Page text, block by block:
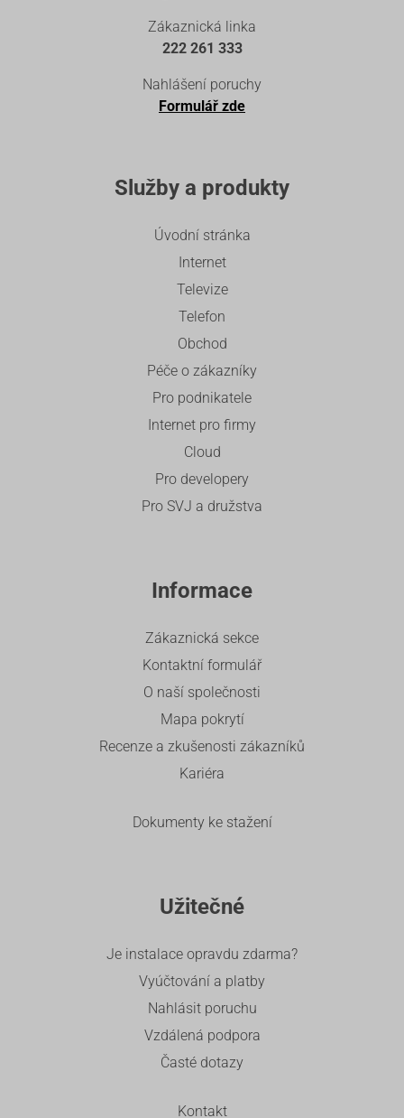
Zákaznická linka
222 261 333
Nahlášení poruchy
Formulář zde
Služby a produkty
Úvodní stránka
Internet
Televize
Telefon
Obchod
Péče o zákazníky
Pro podnikatele
Internet pro firmy
Cloud
Pro developery
Pro SVJ a družstva
Informace
Zákaznická sekce
Kontaktní formulář
O naší společnosti
Mapa pokrytí
Recenze a zkušenosti zákazníků
Kariéra
Dokumenty ke stažení
Užitečné
Je instalace opravdu zdarma?
Vyúčtování a platby
Nahlásit poruchu
Vzdálená podpora
Časté dotazy
Kontakt